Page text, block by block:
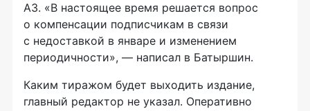
А3. «В настоящее время решается вопрос
о компенсации подписчикам в связи
с недоставкой в январе и изменением
периодичности», — написал в Батыршин.
Каким тиражом будет выходить издание,
главный редактор не указал. Оперативно